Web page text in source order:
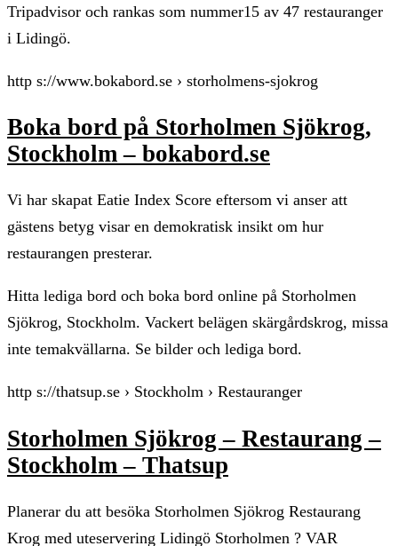
Tripadvisor och rankas som nummer15 av 47 restauranger
i Lidingö.
http s://www.bokabord.se › storholmens-sjokrog
Boka bord på Storholmen Sjökrog,
Stockholm – bokabord.se
Vi har skapat Eatie Index Score eftersom vi anser att
gästens betyg visar en demokratisk insikt om hur
restaurangen presterar.
Hitta lediga bord och boka bord online på Storholmen
Sjökrog, Stockholm. Vackert belägen skärgårdskrog, missa
inte temakvällarna. Se bilder och lediga bord.
http s://thatsup.se › Stockholm › Restauranger
Storholmen Sjökrog – Restaurang –
Stockholm – Thatsup
Planerar du att besöka Storholmen Sjökrog Restaurang
Krog med uteservering Lidingö Storholmen ? VAR